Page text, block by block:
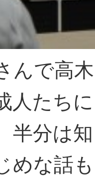
んで高
人たち
半分は
めな話